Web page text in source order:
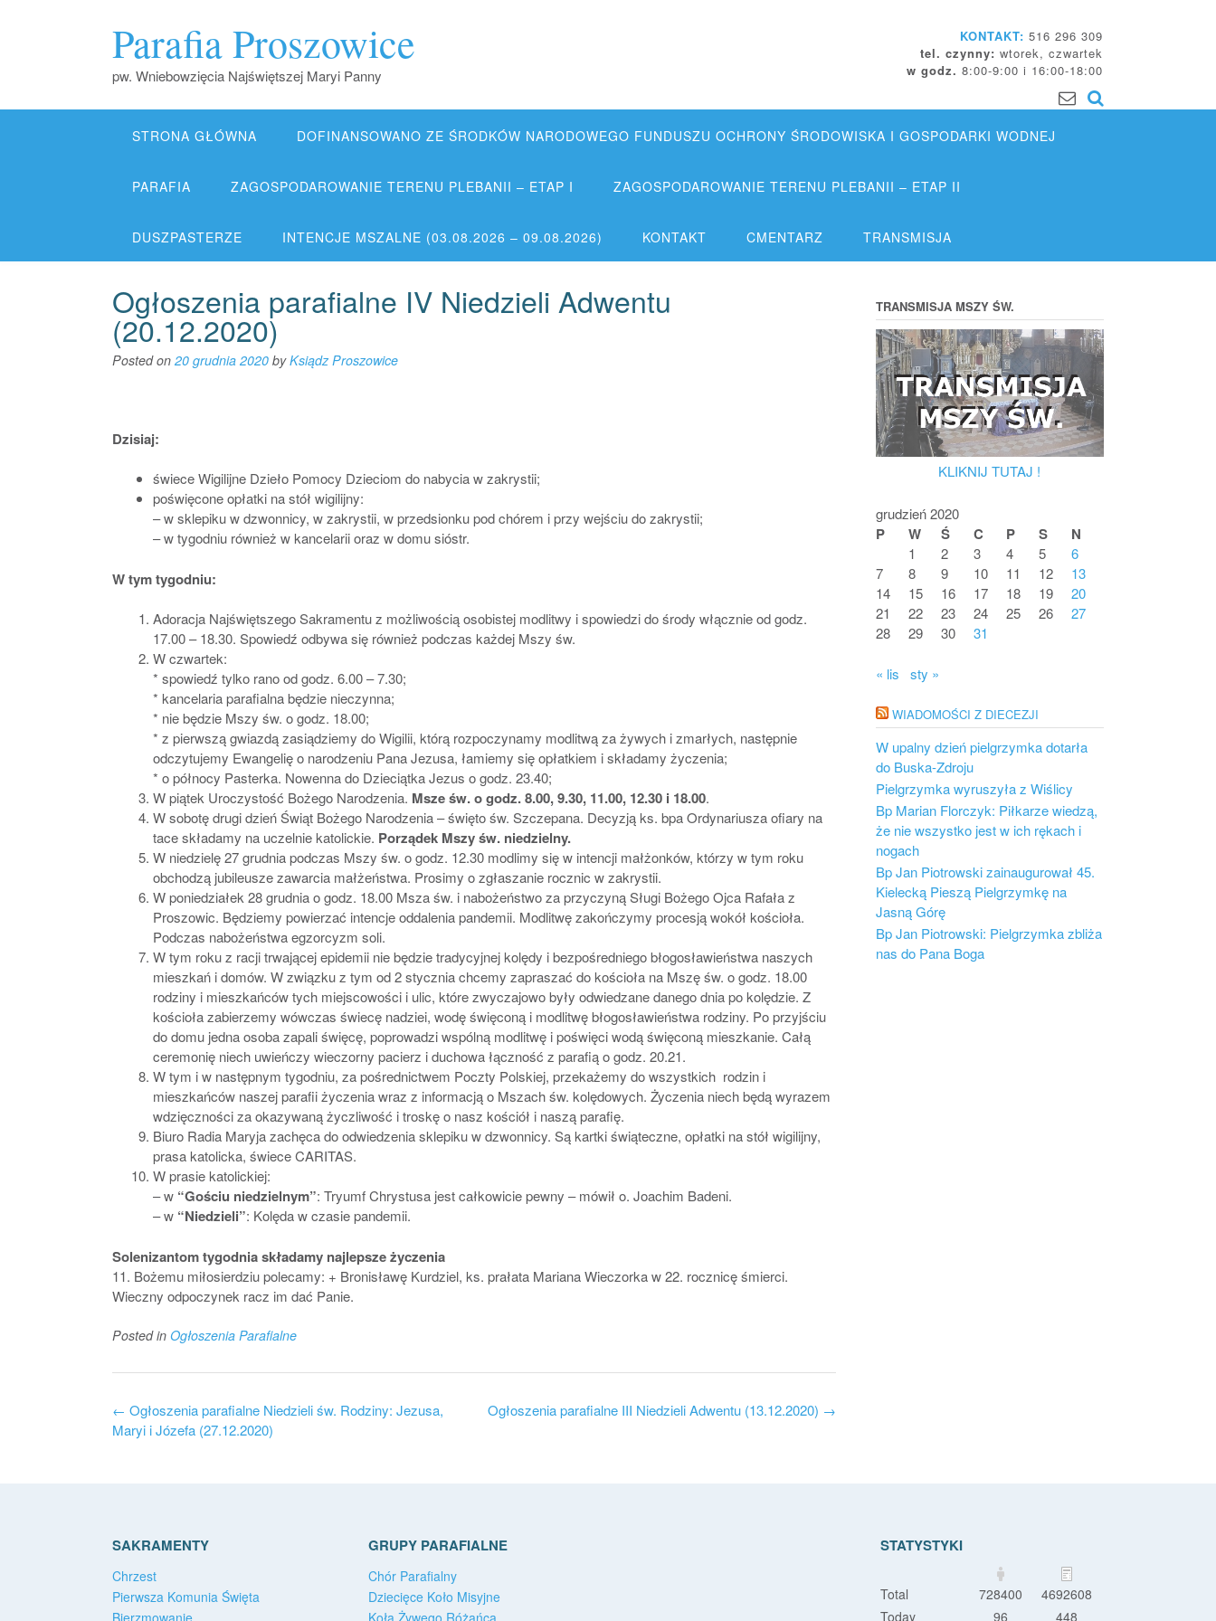
Parafia Proszowice
pw. Wniebowzięcia Najświętszej Maryi Panny
KONTAKT: 516 296 309
tel. czynny: wtorek, czwartek
w godz. 8:00-9:00 i 16:00-18:00
STRONA GŁÓWNA DOFINANSOWANO ZE ŚRODKÓW NARODOWEGO FUNDUSZU OCHRONY ŚRODOWISKA I GOSPODARKI WODNEJ
PARAFIA ZAGOSPODAROWANIE TERENU PLEBANII – ETAP I ZAGOSPODAROWANIE TERENU PLEBANII – ETAP II
DUSZPASTERZE INTENCJE MSZALNE (03.08.2026 – 09.08.2026) KONTAKT CMENTARZ TRANSMISJA
Ogłoszenia parafialne IV Niedzieli Adwentu
(20.12.2020)
Posted on 20 grudnia 2020 byKsiądz Proszowice
Dzisiaj:
świece Wigilijne Dzieło Pomocy Dzieciom do nabycia w zakrystii;
poświęcone opłatki na stół wigilijny:
– w sklepiku w dzwonnicy, w zakrystii, w przedsionku pod chórem i przy wejściu do zakrystii;
– w tygodniu również w kancelarii oraz w domu sióstr.
W tym tygodniu:
Adoracja Najświętszego Sakramentu z możliwością osobistej modlitwy i spowiedzi do środy włącznie od godz.
17.00 – 18.30. Spowiedź odbywa się również podczas każdej Mszy św.
W czwartek:
* spowiedź tylko rano od godz. 6.00 – 7.30;
* kancelaria parafialna będzie nieczynna;
* nie będzie Mszy św. o godz. 18.00;
* z pierwszą gwiazdą zasiądziemy do Wigilii, którą rozpoczynamy modlitwą za żywych i zmarłych, następnie
odczytujemy Ewangelię o narodzeniu Pana Jezusa, łamiemy się opłatkiem i składamy życzenia;
* o północy Pasterka. Nowenna do Dzieciątka Jezus o godz. 23.40;
W piątek Uroczystość Bożego Narodzenia. Msze św. o godz.8.00, 9.30, 11.00, 12.30 i 18.00.
W sobotę drugi dzień Świąt Bożego Narodzenia – święto św. Szczepana. Decyzją ks. bpa Ordynariusza ofiary na
tace składamy na uczelnie katolickie. Porządek Mszy św. niedzielny.
W niedzielę 27 grudnia podczas Mszy św. o godz. 12.30 modlimy się w intencji małżonków, którzy w tym roku
obchodzą jubileusze zawarcia małżeństwa. Prosimy o zgłaszanie rocznic w zakrystii.
W poniedziałek 28 grudnia o godz. 18.00 Msza św. i nabożeństwo za przyczyną Sługi Bożego Ojca Rafała z
Proszowic. Będziemy powierzać intencje oddalenia pandemii. Modlitwę zakończymy procesją wokół kościoła.
Podczas nabożeństwa egzorcyzm soli.
W tym roku z racji trwającej epidemii nie będzie tradycyjnej kolędy i bezpośredniego błogosławieństwa naszych
mieszkań i domów. W związku z tym od 2 stycznia chcemy zapraszać do kościoła na Mszę św. o godz. 18.00
rodziny i mieszkańców tych miejscowości i ulic, które zwyczajowo były odwiedzane danego dnia po kolędzie. Z
kościoła zabierzemy wówczas świecę nadziei, wodę święconą i modlitwę błogosławieństwa rodziny. Po przyjściu
do domu jedna osoba zapali święcę, poprowadzi wspólną modlitwę i poświęci wodą święconą mieszkanie. Całą
ceremonię niech uwieńczy wieczorny pacierz i duchowa łączność z parafią o godz. 20.21.
W tym i w następnym tygodniu, za pośrednictwem Poczty Polskiej, przekażemy do wszystkich rodzin i
mieszkańców naszej parafii życzenia wraz z informacją o Mszach św. kolędowych. Życzenia niech będą wyrazem
wdzięczności za okazywaną życzliwość i troskę o nasz kościół i naszą parafię.
Biuro Radia Maryja zachęca do odwiedzenia sklepiku w dzwonnicy. Są kartki świąteczne, opłatki na stół wigilijny,
prasa katolicka, świece CARITAS.
W prasie katolickiej:
– w “Gościu niedzielnym”: Tryumf Chrystusa jest całkowicie pewny – mówił o. Joachim Badeni.
– w “Niedzieli”: Kolęda w czasie pandemii.
Solenizantom tygodnia składamy najlepsze życzenia
11. Bożemu miłosierdziu polecamy: + Bronisławę Kurdziel, ks. prałata Mariana Wieczorka w 22. rocznicę śmierci.
Wieczny odpoczynek racz im dać Panie.
Posted in Ogłoszenia Parafialne
Post
navigation
Ogłoszenia parafialne III Niedzieli Adwentu (13.12.2020) →
← Ogłoszenia parafialne Niedzieli św. Rodziny: Jezusa,
Maryi i Józefa (27.12.2020)
TRANSMISJA MSZY ŚW.
KLIKNIJ TUTAJ !
grudzień 2020
P W Ś C P S N
1 2 3 4 5
6
7
8 9 10 11 12
13
14
15 16 17 18 19
20
21
22 23 24 25 26
27
28
29 30 31
« lis sty »
WIADOMOŚCI Z DIECEZJI
W upalny dzień pielgrzymka dotarła
do Buska-Zdroju
Pielgrzymka wyruszyła z Wiślicy
Bp Marian Florczyk: Piłkarze wiedzą,
że nie wszystko jest w ich rękach i
nogach
Bp Jan Piotrowski zainaugurował 45.
Kielecką Pieszą Pielgrzymkę na
Jasną Górę
Bp Jan Piotrowski: Pielgrzymka zbliża
nas do Pana Boga
SAKRAMENTY
Chrzest
Pierwsza Komunia Święta
Bierzmowanie
GRUPY PARAFIALNE
Chór Parafialny
Dziecięce Koło Misyjne
Koła Żywego Różańca
STATYSTYKI
Total 728400
4692608
Today
96 448